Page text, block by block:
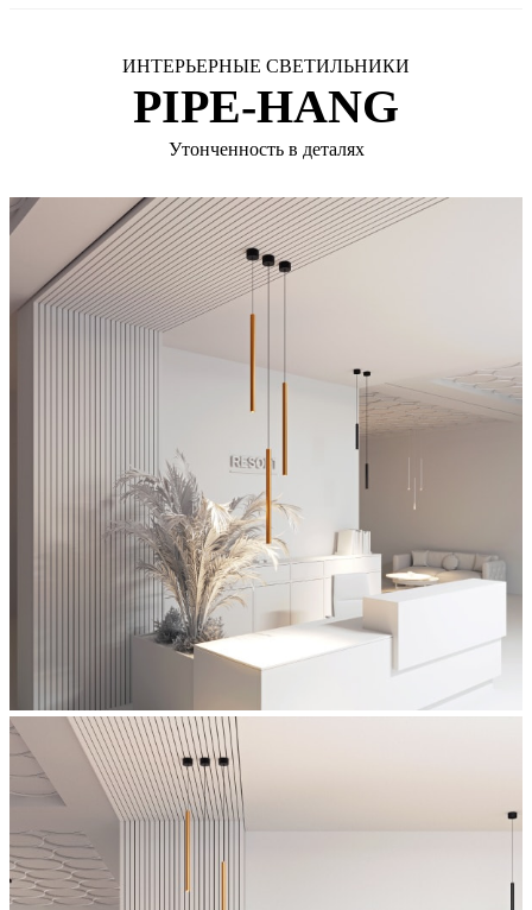
ИНТЕРЬЕРНЫЕ СВЕТИЛЬНИКИ
PIPE-HANG
Утонченность в деталях